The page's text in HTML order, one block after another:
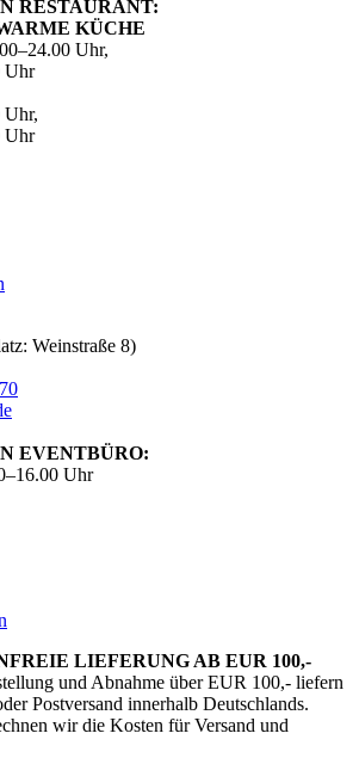
RESTAURANT:
KÜCHE
Uhr,
Uhr
Uhr,
Uhr
Weinstraße 8)
EVENTBÜRO:
Uhr
LIEFERUNG AB EUR 100,-
und Abnahme über EUR 100,- liefern
Postversand innerhalb Deutschlands.
wir die Kosten für Versand und